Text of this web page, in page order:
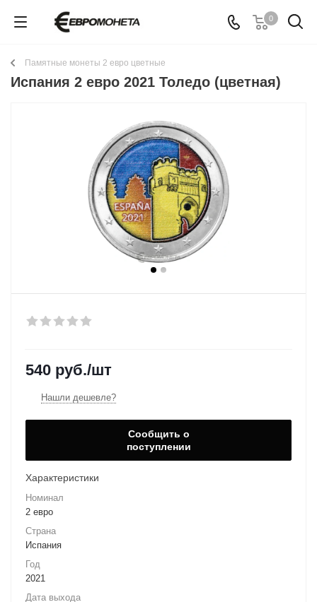
0
Памятные монеты 2 евро цветные
Испания 2 евро 2021 Толедо (цветная)
540 руб./шт
Нашли дешевле?
Сообщить о
поступлении
Характеристики
Номинал
2 евро
Страна
Испания
Год
2021
Дата выхода